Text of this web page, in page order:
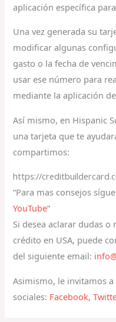
aplicación específica
Una vez generada su
modificar algunas
gasto o la fecha de
usar ese número para
mediante la aplicación
Así mismo, en Hispanic
una tarjeta que te
compartimos:
https://
“Para mas consejos
YouTube“
Si desea aclarar dudas
crédito en USA, puede
del siguiente email:
Asimismo, le invitamos
sociales: Facebook,